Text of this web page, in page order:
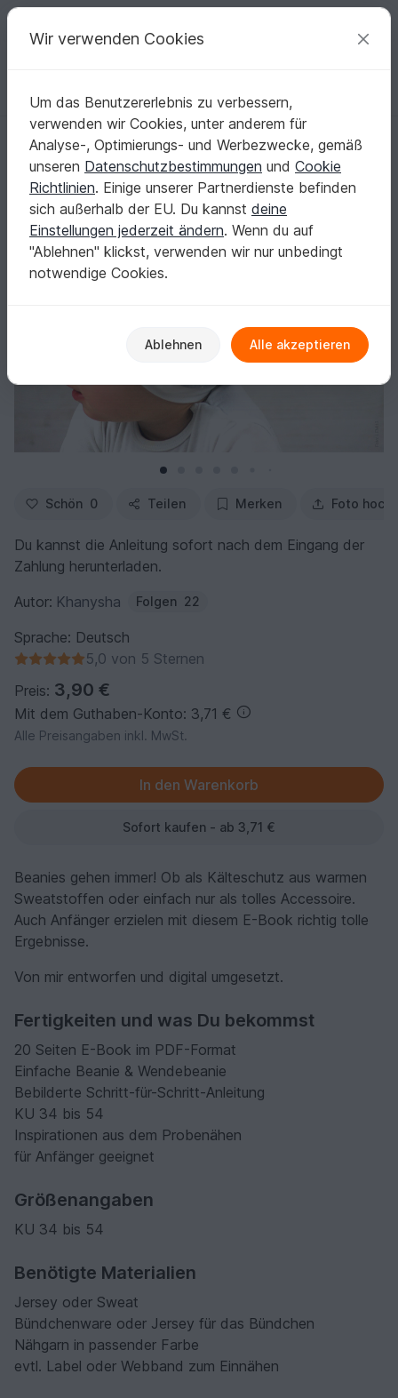
Deine kreativen Ideen
Deutsch | € (EUR) einloggen Kostenlos registrieren
Startseite Nähen Kinder Mützen & Hüte
Beanie Zottel (Schnittmuster & Anleitung)
Beanie Zottel (Schnittmuster & Anleitung)
Schön 0 Teilen Merken Foto
Du kannst die Anleitung sofort nach dem Eingang der
Zahlung herunterladen.
Autor: Khanysha Folgen 22
Sprache: Deutsch
5,0 von 5 Sternen
Preis: 3,90 €
Mit dem Guthaben-Konto: 3,71 €
Alle Preisangaben inkl. MwSt.
Sofort kaufen - ab 3,71 €
Beanies gehen immer! Ob als Kälteschutz aus warmen
Sweatstoffen oder einfach nur als tolles Accessoire.
Auch Anfänger erzielen mit diesem E-Book richtig tolle
Ergebnisse.
Von mir entworfen und digital umgesetzt.
Fertigkeiten und was Du bekommst
20 Seiten E-Book im PDF-Format
Einfache Beanie & Wendebeanie
Bebilderte Schritt-für-Schritt-Anleitung
KU 34 bis 54
Inspirationen aus dem Probenähen
für Anfänger geeignet
Größenangaben
KU 34 bis 54
Benötigte Materialien
Jersey oder Sweat
Bündchenware oder Jersey für das Bündchen
Nähgarn in passender Farbe
evtl. Label oder Webband zum Einnähen
Wir verwenden Cookies
Um das Benutzererlebnis zu verbessern,
verwenden wir Cookies, unter anderem für
Analyse-, Optimierungs- und Werbezwecke, gemäß
unseren Datenschutzbestimmungen und Cookie
Richtlinien. Einige unserer Partnerdienste befinden
sich außerhalb der EU. Du kannst deine
Einstellungen jederzeit ändern. Wenn du auf
"Ablehnen" klickst, verwenden wir nur unbedingt
notwendige Cookies.
Ablehnen Alle akzeptieren